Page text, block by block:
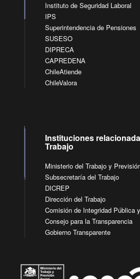
Instituto de Seguridad Laboral
IPS
Superintendencia de Pensiones
SUSESO
DIPRECA
CAPREDENA
ChileAtiende
ChileValora
Instituciones
Trabajo
Ministerio del Trabajo y
Subsecretaría del Trabajo
DICREP
Dirección del Trabajo
Comisión de Integridad Pública
Consejo para la Transparencia
Gobierno Transparente